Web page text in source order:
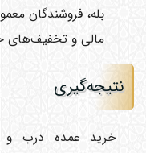
بله، فروشندگان
مالی و تخفیف‌های
نتیجه‌گیری
خرید عمده درب و